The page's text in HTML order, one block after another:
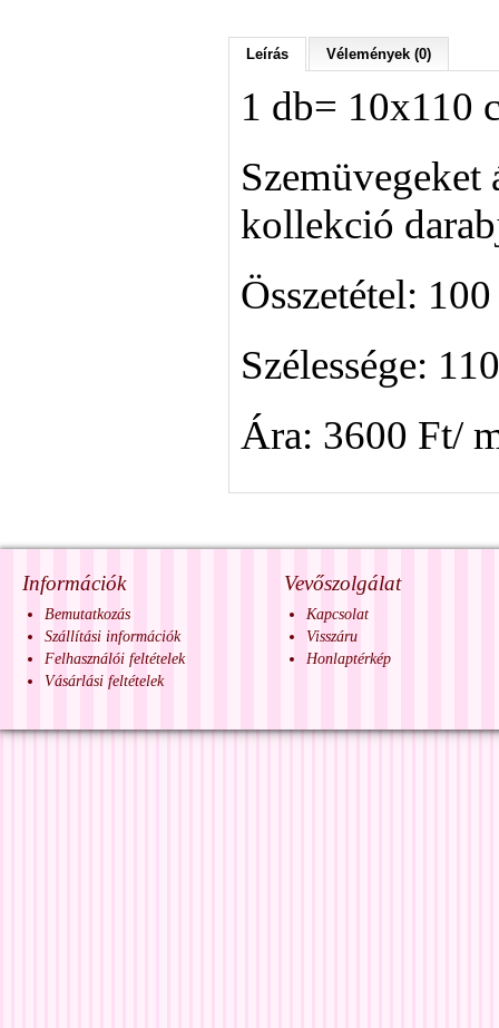
Leírás Vélemények (0)
1 db= 10x110
kollekció
Összetétel:
Szélessége:
Ára: 3600 Ft/
Információk
Bemutatkozás
Szállítási információk
Felhasználói feltételek
Vásárlási feltételek
Vevőszolgálat
Kapcsolat
Visszáru
Honlaptérkép